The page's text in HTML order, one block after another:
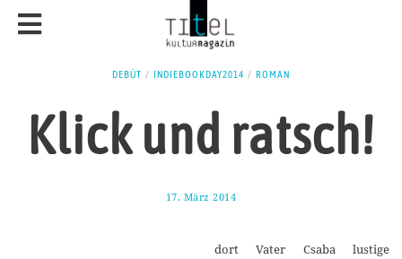
DEBÜT / INDIEBOOKDAY2014 / ROMAN
Klick und ratsch!
17. März 2014
ä
dort Vater Csaba lustige